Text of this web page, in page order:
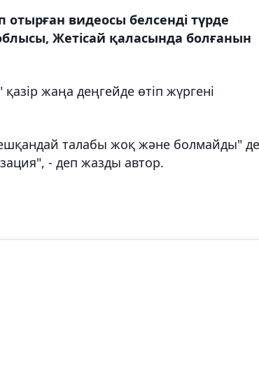
видеосы белсенді түрде
Жетісай қаласында болғанын
жаңа деңгейде өтіп жүргені
талабы жоқ және болмайды"
- деп жазды автор.